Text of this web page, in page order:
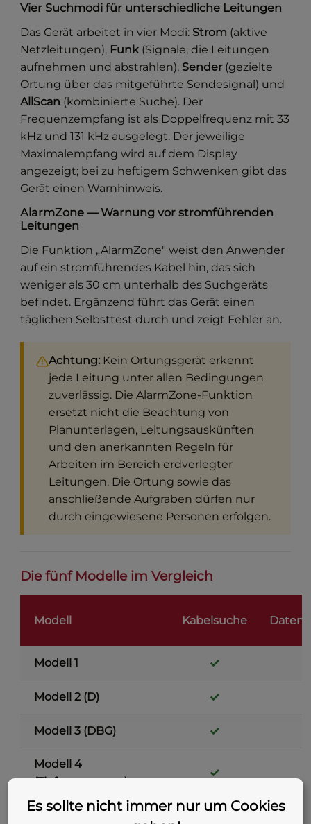
Vier Suchmodi für unterschiedliche Leitungen
Das Gerät arbeitet in vier Modi: Strom (aktive
Netzleitungen), Funk (Signale, die Leitungen
aufnehmen und abstrahlen), Sender(gezielte
Ortung über das mitgeführte Sendesignal) und
AllScan (kombinierte Suche). Der
Frequenzempfang ist als Doppelfrequenz mit 33
kHz und 131 kHz ausgelegt. Der jeweilige
Maximalempfang wird auf dem Display
angezeigt; bei zu heftigem Schwenken gibt das
Gerät einen Warnhinweis.
AlarmZone — Warnung vor stromführenden
Leitungen
Die Funktion „AlarmZone" weist den Anwender
auf ein stromführendes Kabel hin, das sich
weniger als 30 cm unterhalb des Suchgeräts
befindet. Ergänzend führt das Gerät einen
täglichen Selbsttest durch und zeigt Fehler an.
Achtung: Kein Ortungsgerät erkennt
jede Leitung unter allen Bedingungen
zuverlässig. Die AlarmZone-Funktion
ersetzt nicht die Beachtung von
Planunterlagen, Leitungsauskünften
und den anerkannten Regeln für
Arbeiten im Bereich erdverlegter
Leitungen. Die Ortung sowie das
anschließende Aufgraben dürfen nur
durch eingewiesene Personen erfolgen.
Die fünf Modelle im Vergleich
Modell Kabelsuche
Modell 1 ✓
Modell 2 (D) ✓
Modell 3 (DBG) ✓
Modell 4
(Tiefenmessung)
✓
Modell 5
Es sollte nicht immer nur um Cookies